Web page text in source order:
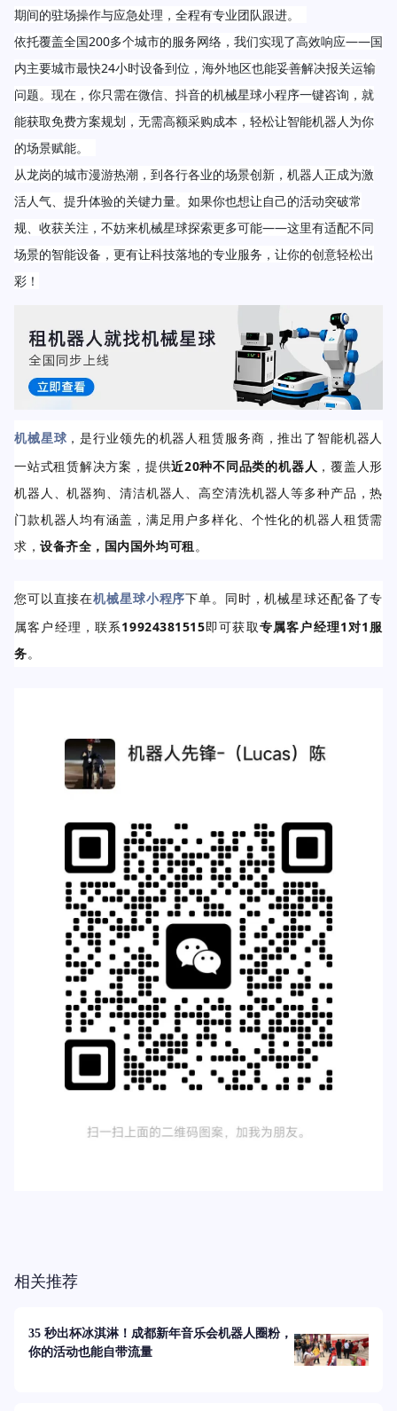
期间的驻场操作与应急处理，全程有专业团队跟进。
依托覆盖全国200多个城市的服务网络，我们实现了高效响应——国
内主要城市最快24小时设备到位，海外地区也能妥善解决报关运输
问题。现在，你只需在微信、抖音的机械星球小程序一键咨询，就
能获取免费方案规划，无需高额采购成本，轻松让智能机器人为你
的场景赋能。
从龙岗的城市漫游热潮，到各行各业的场景创新，机器人正成为激
活人气、提升体验的关键力量。如果你也想让自己的活动突破常
规、收获关注，不妨来机械星球探索更多可能——这里有适配不同
场景的智能设备，更有让科技落地的专业服务，让你的创意轻松出
彩！
机械星球 ，是行业领先的机器人租赁服务商，推出了智能机器人
一站式租赁解决方案，提供近20种不同品类的机器人 ，覆盖人形
机器人、机器狗、清洁机器人、高空清洗机器人等多种产品，热
门款机器人均有涵盖，满足用户多样化、个性化的机器人租赁需
求，设备齐全，国内国外均可租 。
您可以直接在机械星球小程序下单。同时，机械星球还配备了专
属客户经理，联系19924381515即可获取专属客户经理1对1服
务。
相关推荐
35 秒出杯冰淇淋！成都新年音乐会机器人圈粉，
你的活动也能自带流量